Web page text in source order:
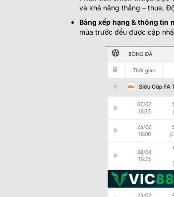
và khả năng thắng – thua.
Bảng xếp hạng & thông tin
mùa trước đều được cập